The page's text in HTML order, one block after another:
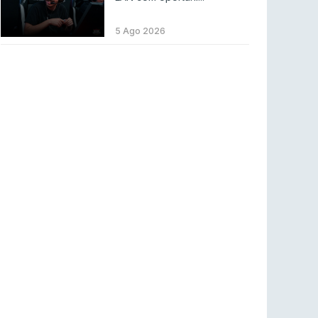
MOUZ surpreende Spirit para vencer BLAST
Bounty
5 Ago 2026